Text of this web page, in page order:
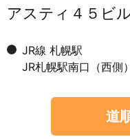
アスティ４５ビ
JR線 札幌駅
JR札幌駅南口（西側
道